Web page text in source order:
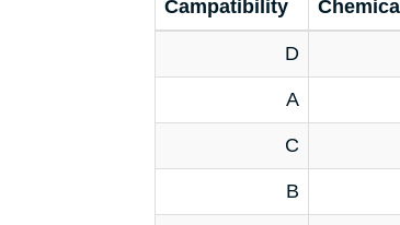
Chemical
Campatibility
D
A
C
B